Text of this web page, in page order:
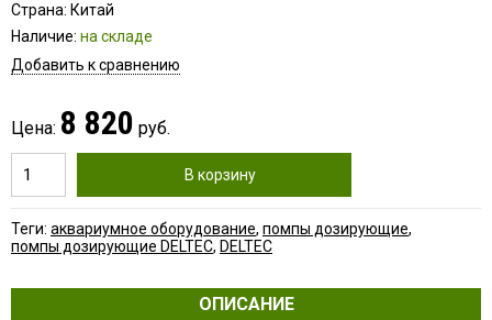
Страна: Китай
Наличие: на складе
Добавить к сравнению
Цена: 8 820 руб.
В корзину
Теги: аквариумное оборудование, помпы дозирующие,
помпы дозирующие DELTEC, DELTEC
ОПИСАНИЕ